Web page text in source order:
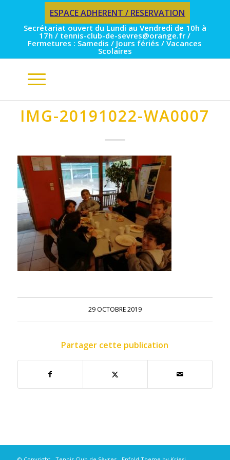
ESPACE ADHERENT / RESERVATION
Secrétariat ouvert du Lundi au Vendredi de 10h à
17h / tennis-club-de-sevres@orange.fr /
Fermetures : Samedis / Jours fériés / Vacances
Scolaires
IMG-20191022-WA0007
29 OCTOBRE 2019
Partager cette publication